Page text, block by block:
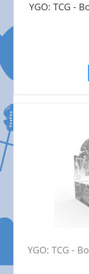
YGO: TCG -
YGO: TCG -